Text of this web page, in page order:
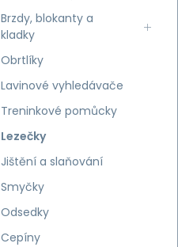
Brzdy, blokanty a
kladky
Obrtlíky
Lavinové vyhledávače
Treninkové pomůcky
Lezečky
Jištění a slaňování
Smyčky
Odsedky
Cepíny